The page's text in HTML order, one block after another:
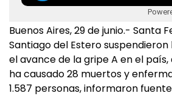
Buenos Aires, 29 de junio.- Santa
Santiago del Estero
el avance de la gripe A en el
ha causado 28 muertos y
1.587 personas, informaron